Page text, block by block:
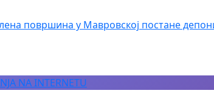
површина у Мавровској постане
NA INTERNETU